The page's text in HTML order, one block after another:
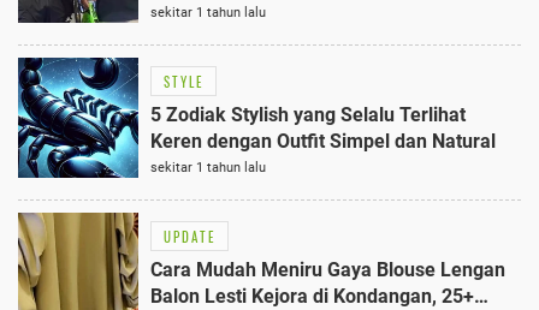
sekitar 1 tahun lalu
STYLE
5 Zodiak Stylish yang Selalu Terlihat
Keren dengan Outfit Simpel dan Natural
sekitar 1 tahun lalu
UPDATE
Cara Mudah Meniru Gaya Blouse Lengan
Balon Lesti Kejora di Kondangan, 25+